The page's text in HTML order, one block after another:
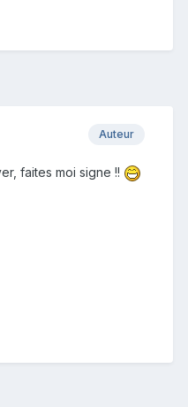
Auteur
faites moi signe !!